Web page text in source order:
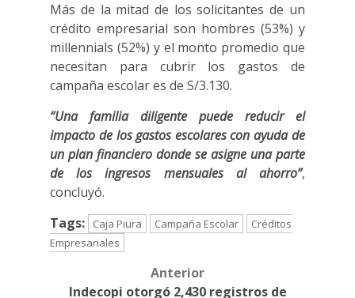
Más de la mitad de los solicitantes de un
crédito empresarial son hombres (53%) y
millennials (52%) y el monto promedio que
necesitan para cubrir los gastos de
campaña escolar es de S/3.130.
“Una familia diligente puede reducir el
impacto de los gastos escolares con ayuda de
un plan financiero donde se asigne una parte
de los ingresos mensuales al ahorro”,
concluyó.
Tags:
Caja Piura Campaña Escolar
Créditos
Empresariales
Anterior
Indecopi otorgó 2,430 registros de